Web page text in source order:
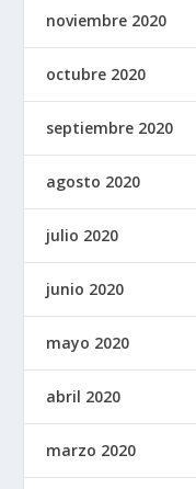
noviembre 2020
octubre 2020
septiembre 2020
agosto 2020
julio 2020
junio 2020
mayo 2020
abril 2020
marzo 2020